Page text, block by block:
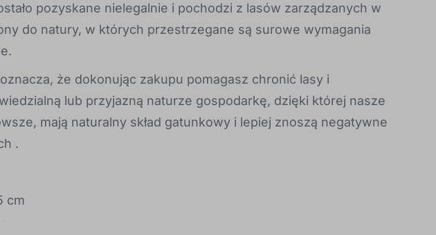
pozyskane nielegalnie i pochodzi z lasów zarządzanych w
do natury, w których przestrzegane są surowe wymagania
że dokonując zakupu pomagasz chronić lasy i
lub przyjazną naturze gospodarkę, dzięki której nasze
mają naturalny skład gatunkowy i lepiej znoszą negatywne
.
cm